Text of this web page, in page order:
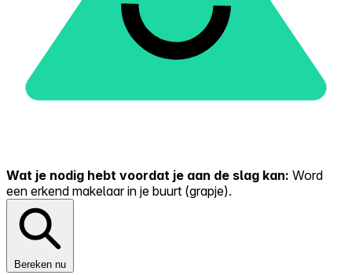
Wat je nodig hebt voordat je aan de slag kan: Word
een erkend makelaar in je buurt (grapje).
Bereken nu